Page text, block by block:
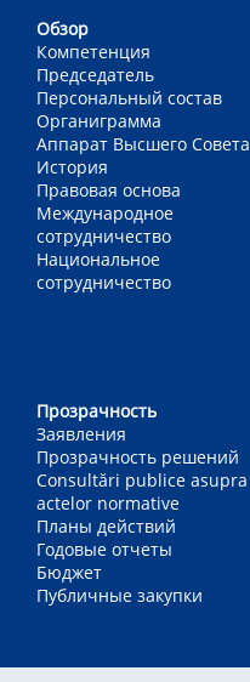
navigation
Обзор
Компетенция
Председатель
Персональный состав
Органиграмма
Аппарат Высшего Совета
История
Правовая основа
Международное
сотрудничество
Национальное
сотрудничество
Прозрачность
Заявления
Прозрачность решений
Consultări publice asupra
actelor normative
Планы действий
Годовые отчеты
Бюджет
Публичные закупки